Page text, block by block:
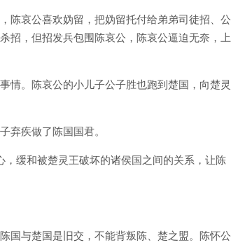
陈哀公喜欢妫留，把妫留托付给弟弟司徒招、公
招，但招发兵包围陈哀公，陈哀公逼迫无奈，上
情。陈哀公的小儿子公子胜也跑到楚国，向楚灵
弃疾做了陈国国君。
缓和被楚灵王破坏的诸侯国之间的关系，让陈
国与楚国是旧交，不能背叛陈、楚之盟。陈怀公